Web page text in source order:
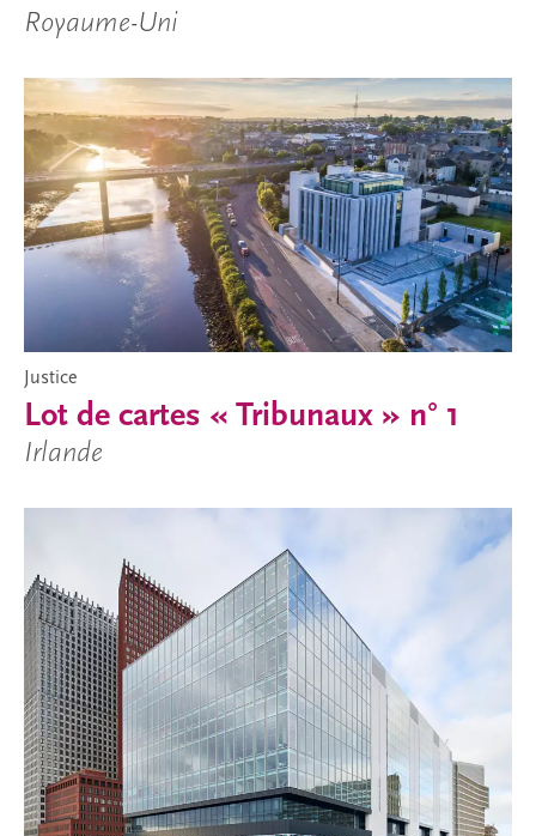
Royaume-Uni
Justice
Lot de cartes « Tribunaux » n° 1
Irlande